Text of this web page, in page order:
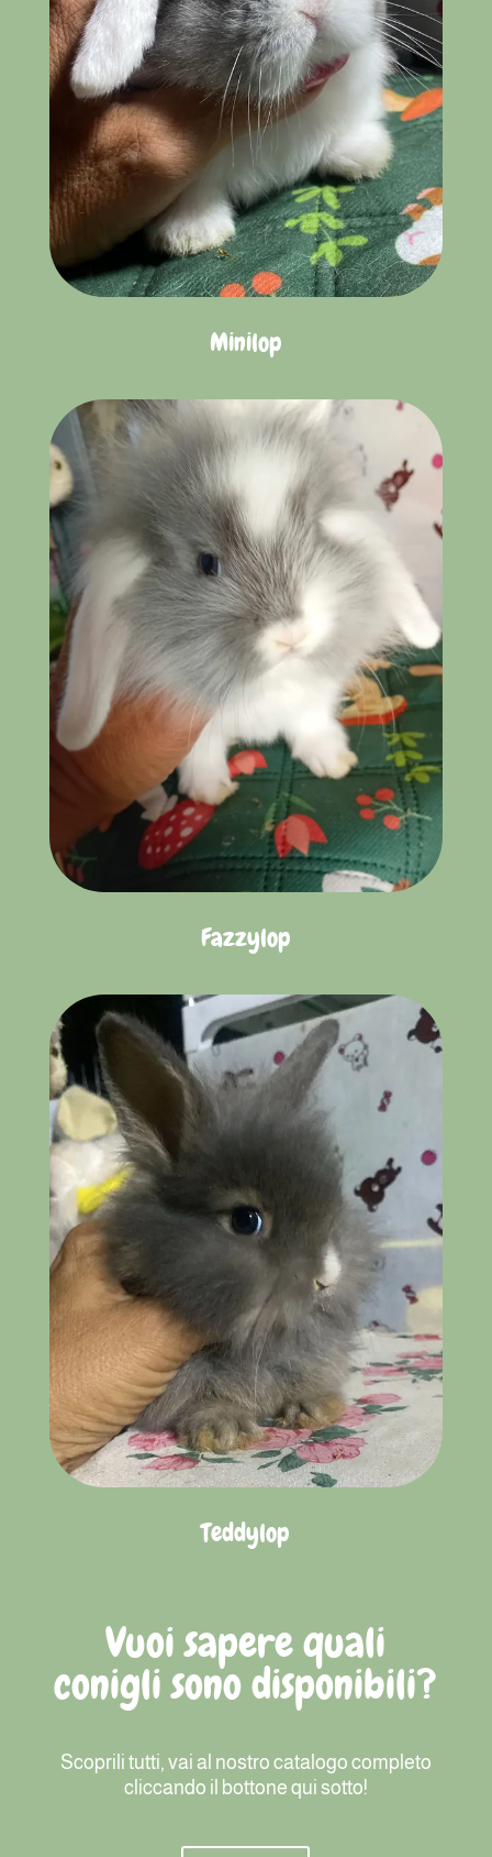
Minilop
Fazzylop
Teddylop
Vuoi sapere quali
conigli sono disponibili?
Scoprili tutti, vai al nostro catalogo completo
cliccando il bottone qui sotto!